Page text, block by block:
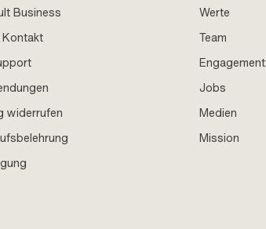
Business
Kontakt
widerrufen
Werte
Team
Engagement
Jobs
Medien
Mission